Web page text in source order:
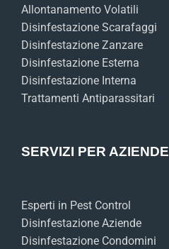
Allontanamento Volatili
Disinfestazione Scarafaggi
Disinfestazione Zanzare
Disinfestazione Esterna
Disinfestazione Interna
Trattamenti Antiparassitari
SERVIZI PER AZIENDE
Esperti in Pest Control
Disinfestazione Aziende
Disinfestazione Condomini